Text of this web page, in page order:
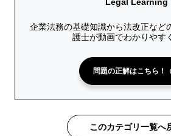
Legal Learning
企業法務の基礎知識から法改正など
護士が動画でわかりやす
問題の正解はこちら！
このカテゴリ一覧へ